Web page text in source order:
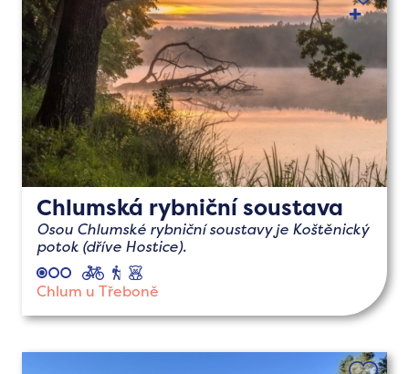
Chlumská rybniční soustava
Osou Chlumské rybniční soustavy je Koštěnický
potok (dříve Hostice).
cyklo
pěší
dětmi
Chlum u Třeboně